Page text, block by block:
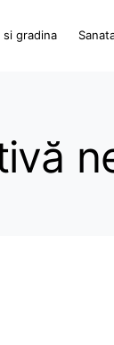
si gradina